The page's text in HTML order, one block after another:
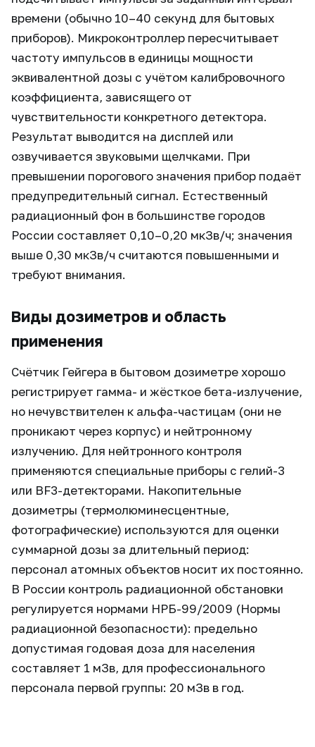
времени (обычно 10–40 секунд для бытовых
приборов). Микроконтроллер пересчитывает
частоту импульсов в единицы мощности
эквивалентной дозы с учётом калибровочного
коэффициента, зависящего от
чувствительности конкретного детектора.
Результат выводится на дисплей или
озвучивается звуковыми щелчками. При
превышении порогового значения прибор подаёт
предупредительный сигнал. Естественный
радиационный фон в большинстве городов
России составляет 0,10–0,20 мкЗв/ч; значения
выше 0,30 мкЗв/ч считаются повышенными и
требуют внимания.
Виды дозиметров и область
применения
Счётчик Гейгера в бытовом дозиметре хорошо
регистрирует гамма- и жёсткое бета-излучение,
но нечувствителен к альфа-частицам (они не
проникают через корпус) и нейтронному
излучению. Для нейтронного контроля
применяются специальные приборы с гелий-3
или BF3-детекторами. Накопительные
дозиметры (термолюминесцентные,
фотографические) используются для оценки
суммарной дозы за длительный период:
персонал атомных объектов носит их постоянно.
В России контроль радиационной обстановки
регулируется нормами НРБ-99/2009 (Нормы
радиационной безопасности): предельно
допустимая годовая доза для населения
составляет 1 мЗв, для профессионального
персонала первой группы: 20 мЗв в год.